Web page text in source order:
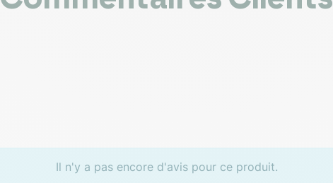
Il n'y a pas encore d'avis pour ce produit.